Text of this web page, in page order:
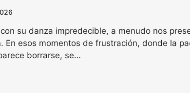
su danza impredecible, a menudo nos
En esos momentos de frustración, donde la
borrarse, se…